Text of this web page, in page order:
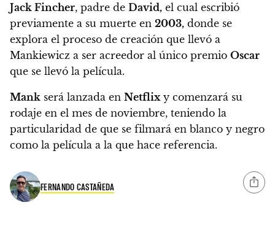
Jack Fincher, padre de David, el cual escribió
previamente a su muerte en 2003, donde se
explora el proceso de creación que llevó a
Mankiewicz a ser acreedor al único premio Oscar
que se llevó la película.
Mank será lanzada en Netflix y comenzará su
rodaje en el mes de noviembre, teniendo la
particularidad de que se filmará en blanco y negro
como la película a la que hace referencia.
FERNANDO CASTAÑEDA